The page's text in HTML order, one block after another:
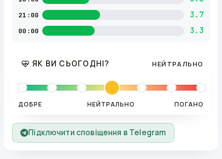
21:00 3.7
00:00 3.3
ЯК ВИ СЬОГОДНІ? НЕЙТРАЛЬНО
ДОБРЕ НЕЙТРАЛЬНО ПОГАНО
Підключити сповіщення в Telegram